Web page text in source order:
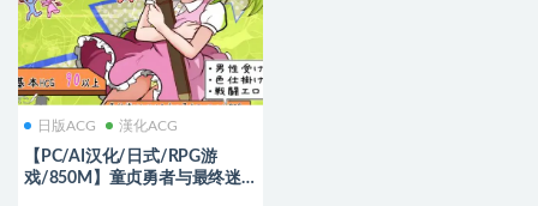
日版ACG 漢化ACG
【PC/AI汉化/日式/RPG游
戏/850M】童贞勇者与最终迷